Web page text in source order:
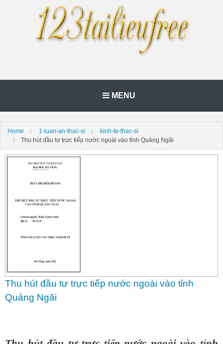
MENU
Home 1-luan-an-thac-si
kinh-te-thac-si
Thu hút đầu tư trực tiếp nước ngoài vào tỉnh Quảng Ngãi
Thu hút đầu tư trực tiếp nước ngoài vào tỉnh
Quảng Ngãi